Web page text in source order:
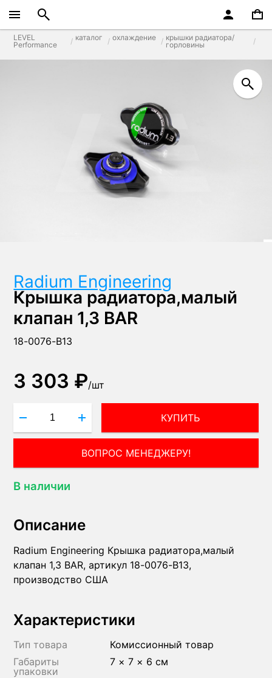
LEVEL
Performance
каталог охлаждение
крышки радиатора/
горловины
Radium Engineering
Крышка радиатора,малый
клапан 1,3 BAR
18-0076-B13
3 303 ₽/шт
КУПИТЬ
ВОПРОС МЕНЕДЖЕРУ!
В наличии
Описание
Radium Engineering Крышка радиатора,малый
клапан 1,3 BAR, артикул 18-0076-B13,
производство США
Характеристики
Тип товара
Комиссионный товар
Габариты
упаковки
7 × 7 × 6 см